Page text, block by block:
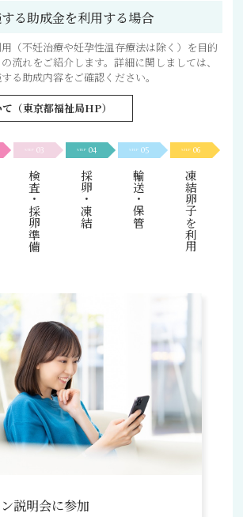
る助成金を利用する場合
（不妊治療や妊孕性温存療法は除く）を目的
流れをご紹介します。詳細に関しましては、
る助成内容をご確認ください。
（東京都福祉局HP）
STEP 03
検査・採卵準備
STEP 04
採卵・凍結
STEP 05
輸送・保管
STEP 06
凍結卵子を利用
説明会に参加